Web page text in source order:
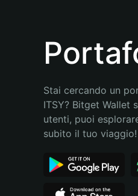
Bahasa Indonesia
Português (Brasil)
Stai cercando un
ITSY? Bitget Wallet
utenti, puoi
subito il tuo viaggio!